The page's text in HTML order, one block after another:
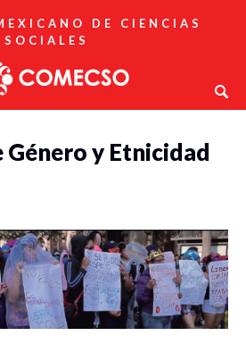
DE CIENCIAS
SOCIALES
Género y Etnicidad